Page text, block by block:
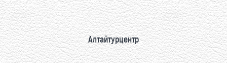
Алтайтурцентр